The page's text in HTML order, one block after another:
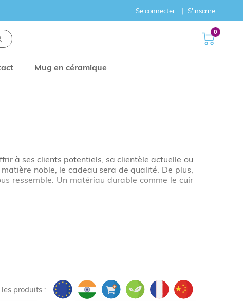
Se connecter S'inscrire
0
Mug en céramique
à ses clients potentiels, sa clientèle actuelle ou
noble, le cadeau sera de qualité. De plus,
ressemble. Un matériau durable comme le cuir
produits :